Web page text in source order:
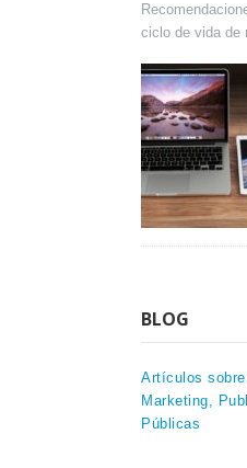
ciclo de vida de
BLOG
Artículos
Marketing,
Públicas